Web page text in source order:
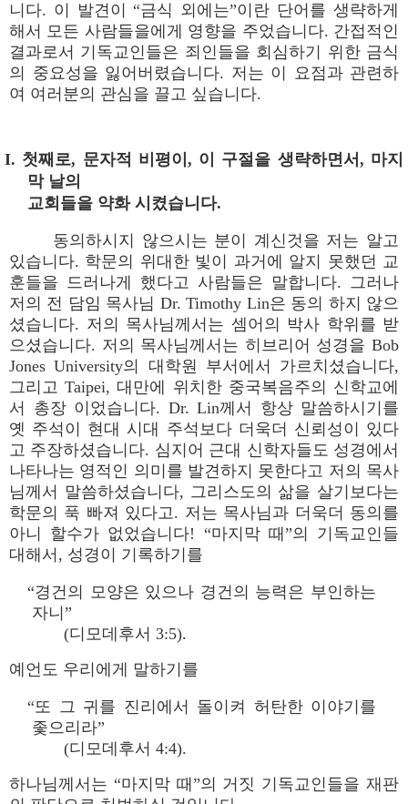
니다. 이 발견이 “금식 외에는”이란 단어를 생략하게
해서 모든 사람들을에게 영향을 주었습니다. 간접적인
결과로서 기독교인들은 죄인들을 회심하기 위한 금식
의 중요성을 잃어버렸습니다. 저는 이 요점과 관련하
여 여러분의 관심을 끌고 싶습니다.
I. 첫째로, 문자적 비평이, 이 구절을 생략하면서, 마지
막 날의
교회들을 약화 시켰습니다.
동의하시지 않으시는 분이 계신것을 저는 알고
있습니다. 학문의 위대한 빛이 과거에 알지 못했던 교
훈들을 드러나게 했다고 사람들은 말합니다. 그러나
저의 전 담임 목사님 Dr. Timothy Lin은 동의 하지 않으
셨습니다. 저의 목사님께서는 셈어의 박사 학위를 받
으셨습니다. 저의 목사님께서는 히브리어 성경을 Bob
Jones University의 대학원 부서에서 가르치셨습니다,
그리고 Taipei, 대만에 위치한 중국복음주의 신학교에
서 총장 이었습니다. Dr. Lin께서 항상 말씀하시기를
옛 주석이 현대 시대 주석보다 더욱더 신뢰성이 있다
고 주장하셨습니다. 심지어 근대 신학자들도 성경에서
나타나는 영적인 의미를 발견하지 못한다고 저의 목사
님께서 말씀하셨습니다, 그리스도의 삶을 살기보다는
학문의 푹 빠져 있다고. 저는 목사님과 더욱더 동의를
아니 할수가 없었습니다! “마지막 때”의 기독교인들
대해서, 성경이 기록하기를
“경건의 모양은 있으나 경건의 능력은 부인하는
자니”
(디모데후서 3:5).
예언도 우리에게 말하기를
“또 그 귀를 진리에서 돌이켜 허탄한 이야기를
좇으리라”
(디모데후서 4:4).
하나님께서는 “마지막 때”의 거짓 기독교인들을 재판